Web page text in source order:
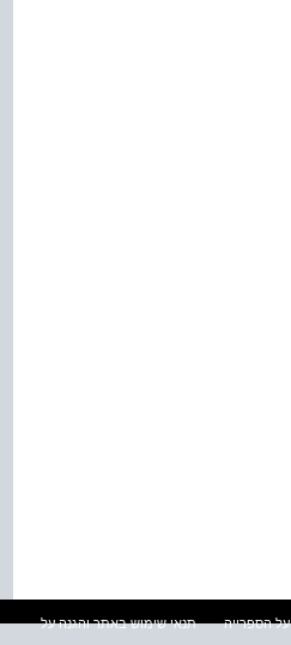
על הספרייה
תנאי שימוש באתר והגנה על